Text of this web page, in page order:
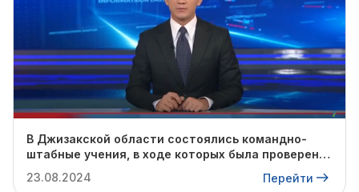
В Джизакской области состоялись командно-
штабные учения, в ходе которых была проверена
осенне-зимнему сезону.
23.08.2024 Перейти